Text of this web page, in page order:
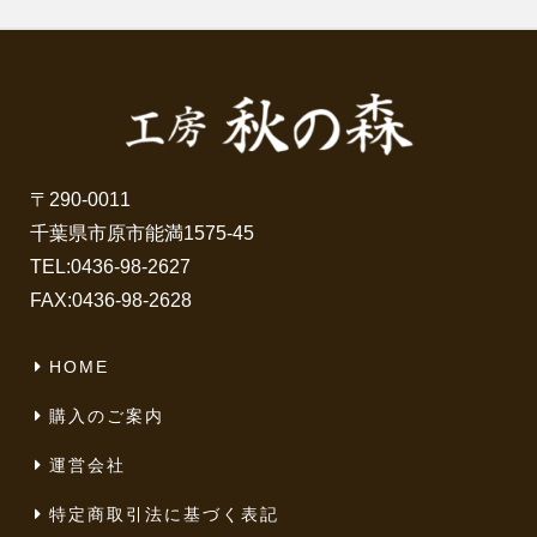
〒290-0011
千葉県市原市能満1575-45
TEL:0436-98-2627
FAX:0436-98-2628
HOME
購入のご案内
運営会社
特定商取引法に基づく表記